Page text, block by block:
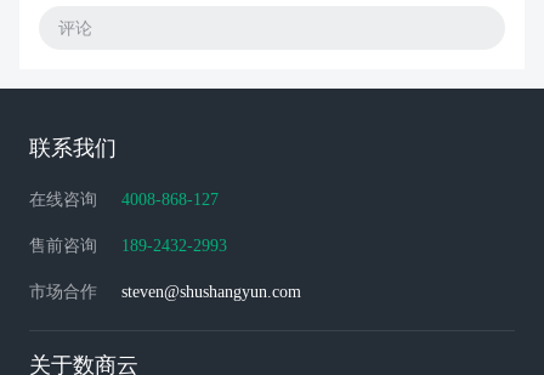
评论
联系我们
在线咨询 4008-868-127
售前咨询 189-2432-2993
市场合作 steven@shushangyun.com
关于数商云